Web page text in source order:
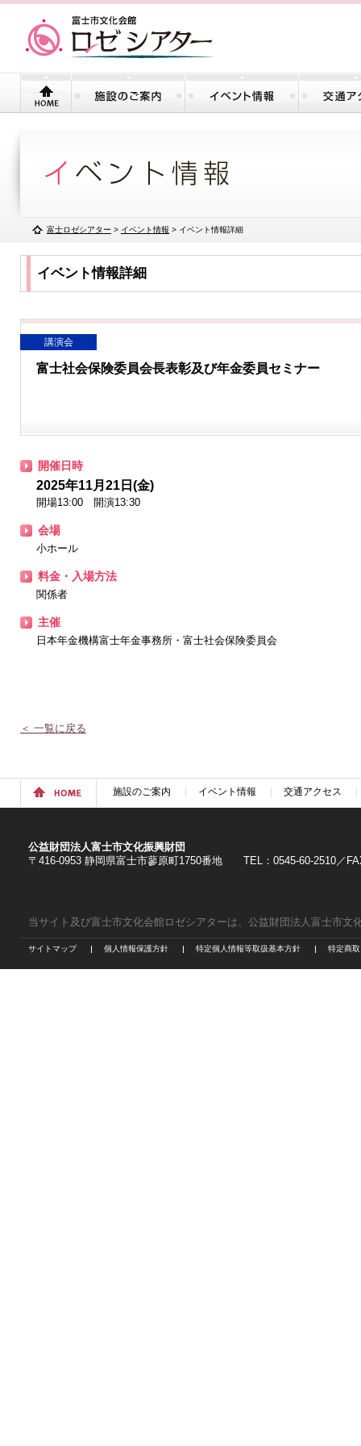
富士ロゼシアター > イベント情報 > イベント情報詳細
イベント情報詳細
講演会
富士社会保険委員会長表彰及び年金委員セミナー
開催日時
2025年11月21日(金)
開場13:00 開演13:30
会場
小ホール
料金・入場方法
関係者
主催
日本年金機構富士年金事務所・富士社会保険委員会
＜ 一覧に戻る
施設のご案内 イベント情報 交通アクセス
公益財団法人富士市文化振興財団
〒416-0953 静岡県富士市蓼原町1750番地 TEL：0545-60-2510／
当サイト及び富士市文化会館ロゼシアターは、公益財団法人富士市文
サイトマップ 個人情報保護方針 特定個人情報等取扱基本方針 特定商